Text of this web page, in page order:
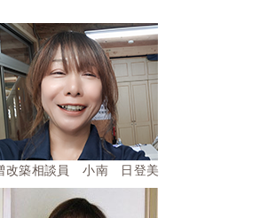
改築相談員 小南 日登美